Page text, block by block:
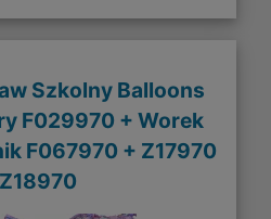
Szkolny Balloons
F029970 + Worek
F067970 + Z17970